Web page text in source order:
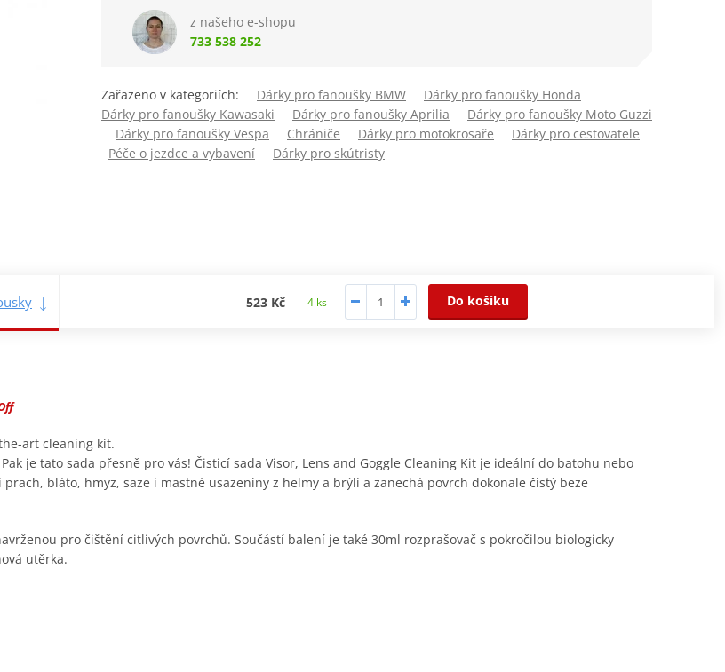
z našeho e-shopu
733 538 252
Zařazeno v kategoriích: Dárky pro fanoušky BMW
Dárky pro fanoušky Honda
Dárky pro fanoušky Kawasaki
Dárky pro fanoušky Aprilia
Dárky pro fanoušky Moto Guzzi
Dárky pro fanoušky Vespa
Chrániče Dárky pro motokrosaře
Dárky pro cestovatele
Péče o jezdce a vybavení
Dárky pro skútristy
523 Kč 4 ks Do košíku
art cleaning kit.
je tato sada přesně pro vás! Čisticí sada Visor, Lens and Goggle Cleaning Kit je ideální do batohu nebo
bláto, hmyz, saze i mastné usazeniny z helmy a brýlí a zanechá povrch dokonale čistý beze
pro čištění citlivých povrchů. Součástí balení je také 30ml rozprašovač s pokročilou biologicky
utěrka.